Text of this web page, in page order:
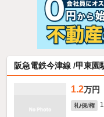
阪急電鉄今津線 /甲東園
1.2万円
礼/保/権